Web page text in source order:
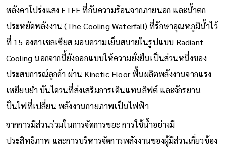
หลังคาโปร่งแสง ETFE ที่กันความร้อนจากภายนอก และน้ำตก
ประหยัดพลังงาน (The Cooling Waterfall) ที่รักษาอุณหภูมิน้ำไว้
ที่ 15 องศาเซลเซียส มอบความเย็นสบายในรูปแบบ Radiant
Cooling นอกจากนี้ยังออกแบบให้ความยั่งยืนเป็นส่วนหนึ่งของ
ประสบการณ์ลูกค้า ผ่าน Kinetic Floor พื้นผลิตพลังงานจากแรง
เหยียบย่ำ บันไดวนที่ส่งเสริมการเดินแทนลิฟต์ และจักรยาน
ปั่นไฟที่เปลี่ยน พลังงานกายภาพเป็นไฟฟ้า
จากการมีส่วนร่วมในการจัดการขยะ การใช้น้ำอย่างมี
ประสิทธิภาพ และการบริหารจัดการพลังงานของผู้มีส่วนเกี่ยวข้อง